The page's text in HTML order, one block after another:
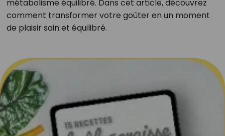
métabolisme équilibré. Dans cet article, découvrez
comment transformer votre goûter en un moment
de plaisir sain et équilibré.